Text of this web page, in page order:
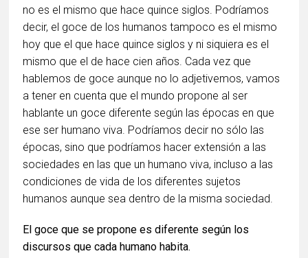
no es el mismo que hace quince siglos. Podríamos
decir, el goce de los humanos tampoco es el mismo
hoy que el que hace quince siglos y ni siquiera es el
mismo que el de hace cien años. Cada vez que
hablemos de goce aunque no lo adjetivemos, vamos
a tener en cuenta que el mundo propone al ser
hablante un goce diferente según las épocas en que
ese ser humano viva. Podríamos decir no sólo las
épocas, sino que podríamos hacer extensión a las
sociedades en las que un humano viva, incluso a las
condiciones de vida de los diferentes sujetos
humanos aunque sea dentro de la misma sociedad.
El goce que se propone es diferente según los
discursos que cada humano habita.